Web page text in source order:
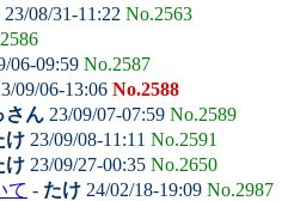
23/08/31-11:22 No.2563
06-09:59 No.2587
09/06-13:06 No.2588
さん 23/09/07-07:59 No.2589
け 23/09/08-11:11 No.2591
け 23/09/27-00:35 No.2650
て - たけ 24/02/18-19:09 No.2987